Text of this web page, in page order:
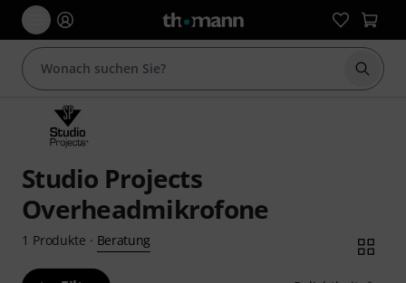
Suche
Studio Projects
Overheadmikrofone
1 Produkte · Beratung